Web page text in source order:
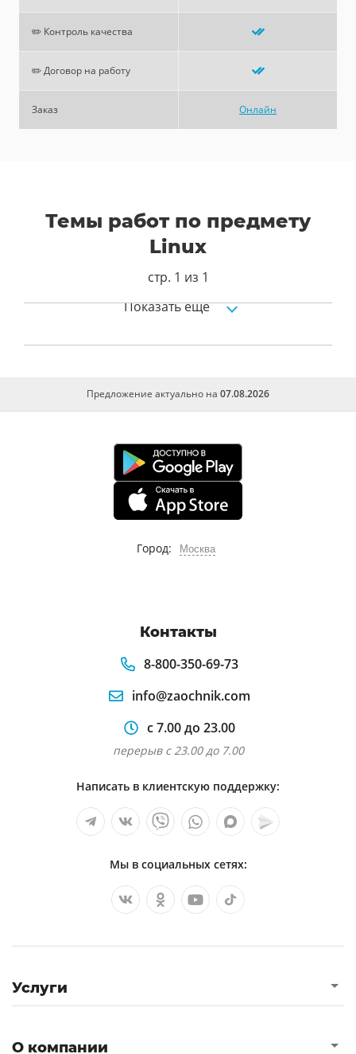
✏️ Контроль качества
✏️ Договор на работу
Заказ Онлайн
Темы работ по предмету
Linux
стр. 1 из 1
Показать ещё
Предложение актуально на 07.08.2026
Город: Москва
Контакты
8-800-350-69-73
info@zaochnik.com
с 7.00 до 23.00
перерыв с 23.00 до 7.00
Написать в клиентскую поддержку:
Мы в социальных сетях:
Услуги
О компании